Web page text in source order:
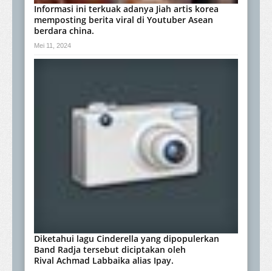
Informasi ini terkuak adanya Jiah artis korea
memposting berita viral di Youtuber Asean
berdara china.
Mei 11, 2024
Diketahui lagu Cinderella yang dipopulerkan
Band Radja tersebut diciptakan oleh
Rival Achmad Labbaika alias Ipay.